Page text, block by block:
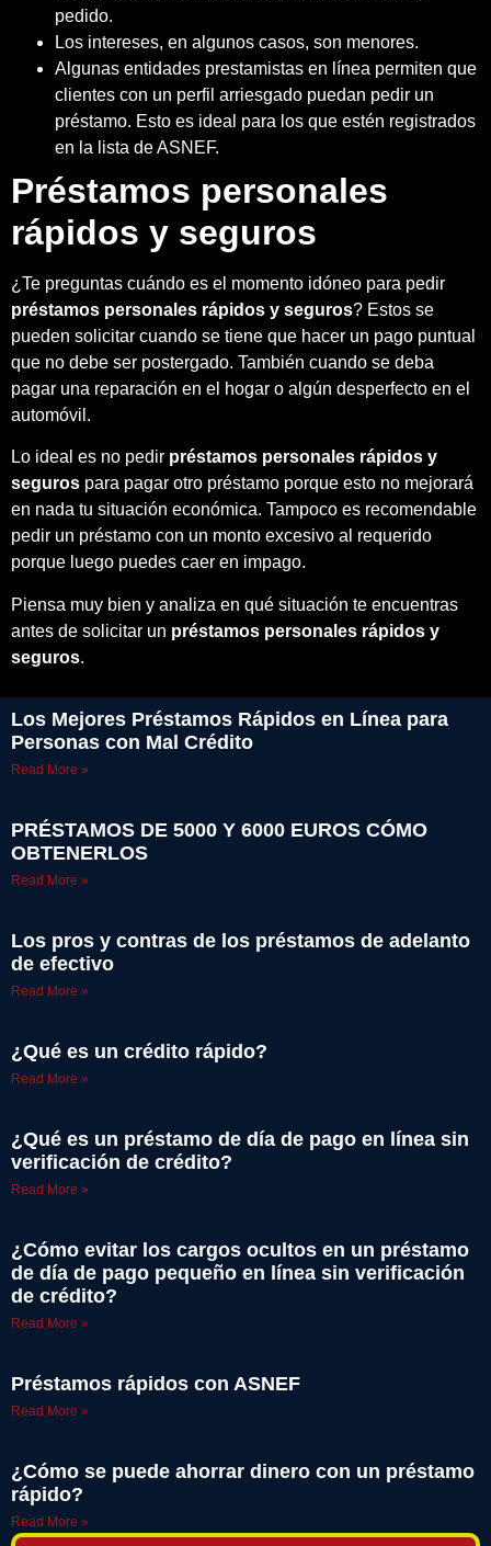
pedido.
Los intereses, en algunos casos, son menores.
Algunas entidades prestamistas en línea permiten que
clientes con un perfil arriesgado puedan pedir un
préstamo. Esto es ideal para los que estén registrados
en la lista de ASNEF.
Préstamos personales
rápidos y seguros
¿Te preguntas cuándo es el momento idóneo para pedir
préstamos personales rápidos y seguros? Estos se
pueden solicitar cuando se tiene que hacer un pago puntual
que no debe ser postergado. También cuando se deba
pagar una reparación en el hogar o algún desperfecto en el
automóvil.
Lo ideal es no pedir préstamos personales rápidos y
seguros para pagar otro préstamo porque esto no mejorará
en nada tu situación económica. Tampoco es recomendable
pedir un préstamo con un monto excesivo al requerido
porque luego puedes caer en impago.
Piensa muy bien y analiza en qué situación te encuentras
antes de solicitar un préstamos personales rápidos y
seguros.
Los Mejores Préstamos Rápidos en Línea para
Personas con Mal Crédito
Read More »
PRÉSTAMOS DE 5000 Y 6000 EUROS CÓMO
OBTENERLOS
Read More »
Los pros y contras de los préstamos de adelanto
de efectivo
Read More »
¿Qué es un crédito rápido?
Read More »
¿Qué es un préstamo de día de pago en línea sin
verificación de crédito?
Read More »
¿Cómo evitar los cargos ocultos en un préstamo
de día de pago pequeño en línea sin verificación
de crédito?
Read More »
Préstamos rápidos con ASNEF
Read More »
¿Cómo se puede ahorrar dinero con un préstamo
rápido?
Read More »